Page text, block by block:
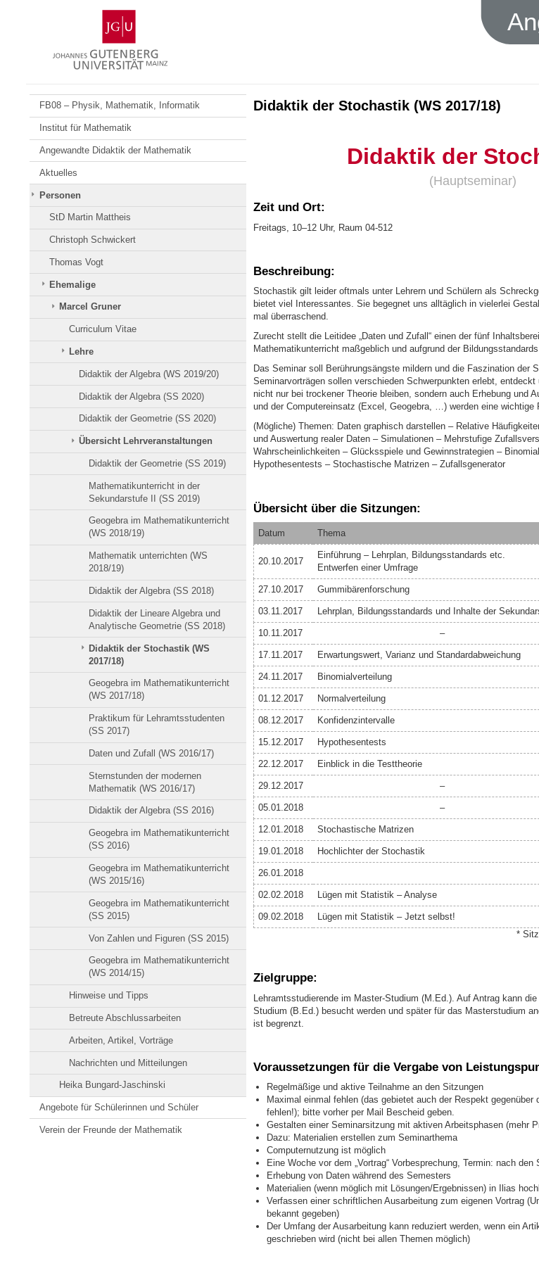
Gutenberg-
Universität
Mainz
FB08 – Physik, Mathematik, Informatik
Institut für Mathematik
Angewandte Didaktik der Mathematik
Aktuelles
Personen
StD Martin Mattheis
Christoph Schwickert
Thomas Vogt
Ehemalige
Marcel Gruner
Curriculum Vitae
Lehre
Didaktik der Algebra (WS 2019/20)
Didaktik der Algebra (SS 2020)
Didaktik der Geometrie (SS 2020)
Übersicht Lehrveranstaltungen
Didaktik der Geometrie (SS 2019)
Mathematikunterricht in der
Sekundarstufe II (SS 2019)
Geogebra im Mathematikunterricht
(WS 2018/19)
Mathematik unterrichten (WS
2018/19)
Didaktik der Algebra (SS 2018)
Didaktik der Lineare Algebra und
Analytische Geometrie (SS 2018)
Didaktik der Stochastik (WS
2017/18)
Geogebra im Mathematikunterricht
(WS 2017/18)
Praktikum für Lehramtsstudenten
(SS 2017)
Daten und Zufall (WS 2016/17)
Sternstunden der modernen
Mathematik (WS 2016/17)
Didaktik der Algebra (SS 2016)
Geogebra im Mathematikunterricht
(SS 2016)
Geogebra im Mathematikunterricht
(WS 2015/16)
Geogebra im Mathematikunterricht
(SS 2015)
Von Zahlen und Figuren (SS 2015)
Geogebra im Mathematikunterricht
(WS 2014/15)
Hinweise und Tipps
Betreute Abschlussarbeiten
Arbeiten, Artikel, Vorträge
Nachrichten und Mitteilungen
Heika Bungard-Jaschinski
Angebote für Schülerinnen und Schüler
Verein der Freunde der Mathematik
Didaktik der Stochastik (WS 2017/18)
Didaktik der
(Hauptseminar)
Zeit und Ort:
Freitags, 10–12 Uhr, Raum 04-512
Beschreibung:
Stochastik gilt leider oftmals unter Lehrern und Schülern als
bietet viel Interessantes. Sie begegnet uns alltäglich in vielerlei
mal überraschend.
Zurecht stellt die Leitidee „Daten und Zufall“ einen der fünf
Mathematikunterricht maßgeblich und aufgrund der
Das Seminar soll Berührungsängste mildern und die Faszination der
Seminarvorträgen sollen verschieden Schwerpunkten erlebt,
nicht nur bei trockener Theorie bleiben, sondern auch Erhebung und
und der Computereinsatz (Excel, Geogebra, …) werden eine wichtige
(Mögliche) Themen: Daten graphisch darstellen – Relative
und Auswertung realer Daten – Simulationen – Mehrstufige
Wahrscheinlichkeiten – Glücksspiele und Gewinnstrategien –
Hypothesentests – Stochastische Matrizen – Zufallsgenerator
Übersicht über die Sitzungen:
Datum Thema
20.10.2017
Einführung – Lehrplan, Bildungsstandards etc.
Entwerfen einer Umfrage
27.10.2017 Gummibärenforschung
03.11.2017 Lehrplan, Bildungsstandards und Inhalte der
10.11.2017 –
17.11.2017 Erwartungswert, Varianz und Standardabweichung
24.11.2017 Binomialverteilung
01.12.2017 Normalverteilung
08.12.2017 Konfidenzintervalle
15.12.2017 Hypothesentests
22.12.2017 Einblick in die Testtheorie
29.12.2017 –
05.01.2018 –
12.01.2018 Stochastische Matrizen
19.01.2018 Hochlichter der Stochastik
26.01.2018
02.02.2018 Lügen mit Statistik – Analyse
09.02.2018 Lügen mit Statistik – Jetzt selbst!
*
Zielgruppe:
Lehramtsstudierende im Master-Studium (M.Ed.). Auf Antrag kann
Studium (B.Ed.) besucht werden und später für das Masterstudium
ist begrenzt.
Voraussetzungen für die Vergabe von
Regelmäßige und aktive Teilnahme an den Sitzungen
Maximal einmal fehlen (das gebietet auch der Respekt
fehlen!); bitte vorher per Mail Bescheid geben.
Gestalten einer Seminarsitzung mit aktiven Arbeitsphasen (mehr
Dazu: Materialien erstellen zum Seminarthema
Computernutzung ist möglich
Eine Woche vor dem „Vortrag“ Vorbesprechung, Termin: nach
Erhebung von Daten während des Semesters
Materialien (wenn möglich mit Lösungen/Ergebnissen) in Ilias
Verfassen einer schriftlichen Ausarbeitung zum eigenen Vortrag
bekannt gegeben)
Der Umfang der Ausarbeitung kann reduziert werden, wenn ein
geschrieben wird (nicht bei allen Themen möglich)